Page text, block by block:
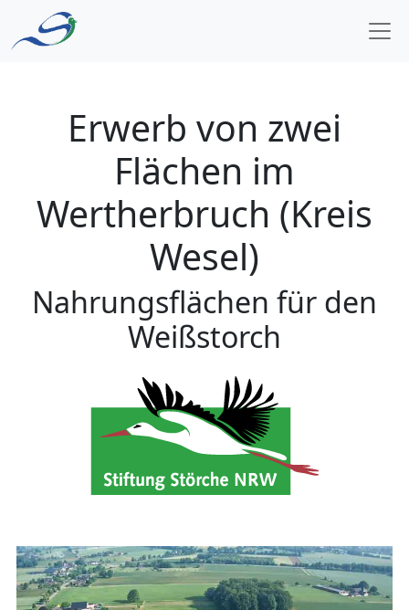
Zum Inhalt springen
Hauptnavigation
Erwerb von zwei
Flächen im
Wertherbruch (Kreis
Wesel)
Nahrungsflächen für den
Weißstorch